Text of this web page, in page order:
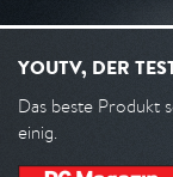
YOUTV, DER
Das beste Produkt
einig.